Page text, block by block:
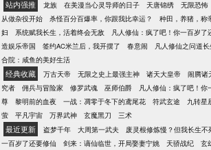
站内强推 龙族 在美漫当心灵导师的日子 天唐锦绣 无限恐怖
从做杂役开始
杀怪百分百爆率，你跟我比幸运？ 种田，养猪，称
妇
系统赋我长生，活着终会无敌 凡人修仙：疯了吧！你一百岁了
造娱乐帝国
签约AC米兰后，我开摆了 春意闹 凡人修仙之问道长
合院：咸鱼的美好生活
经典收藏 万古天帝 无限之史上最强主神 诸天大皇帝 闹腾诸
究者
佣兵与冒险家 修罗武魂 巫师伯爵 凡人修仙：疯了吧！你
尊
黎明前的血夜 一战：凋零于冬下的鸢尾花 符武玄途 九转星
萤
平凡宇宙 万界武神 玄魔黑刀 三术
最近更新 盗梦千年 大周第一武夫 废灵根修炼慢？但我长生不
一百岁了还要修仙
剑来：谪仙临世，开局娶妻宁姚 天骄战纪
玄